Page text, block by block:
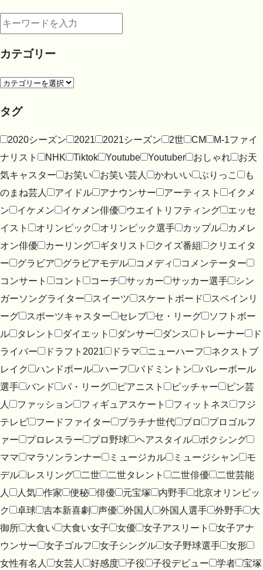
カテゴリー
タグ
2020シーズン 2021 2021シーズン 2世 CM
M-1ファイ
ナリスト
NHK Tiktok Youtube Youtuber おしゃれ
お天
気キャスター
お笑い お笑い芸人 かわいい ぶりっこ
も
のまね芸人
アイドル アナウンサー アーティスト
イクメ
ン
イケメン イケメン俳優 ウエイトリフティング
エッセ
イスト
オリンピック オリンピック選手 カップル
カメレ
オン俳優
カーリング ギタリスト クイズ番組
クリエイタ
ー
グラビア グラビアモデル コメディ
コメンテーター
コンサート
コント コーチ サッカー サッカー選手
シン
ガーソングライター
スイーツ スケートボード
スペインリ
ーグ
スポーツキャスター セレブ セ・リーグ
ソフトボー
ル
タレント ダイエット ダンサー ダンス トレーナー
ド
ライバー
ドラフト2021 ドラマ ニューハーフ
ネクストブ
レイク
ハンドボール ハーフ バドミントン
バレーボール
選手
バンド パ・リーグ ピアニスト ピッチャー
ピン芸
人
ファッション フィギュアスケート フィットネス
フジ
テレビ
フードファイター プラチナ世代 プロ
プロゴルフ
ァー
プロレスラー プロ野球 ヘアスタイル
ボクシング
ママ
マラソンランナー ミュージカル ミュージシャン
モ
デル
レスリング 二世 二世タレント 二世俳優
二世芸能
人
人気 作家 便秘 俳優 元宝塚 内野手
北京オリンピッ
ク
卓球 吉本新喜劇 声優 外国人 外国人選手 外野手
大
御所
大食い 大食い女子 女優 女子アスリート
女子アナ
ウンサー
女子ゴルフ 女子シングル 女子野球選手
女形
女性有名人
女芸人 好感度 子役 子役デビュー 学者
宝塚